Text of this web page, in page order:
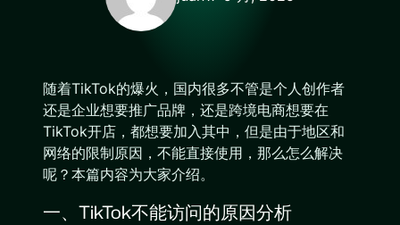
随着TikTok的爆火，国内很多不管是个人创作者
还是企业想要推广品牌，还是跨境电商想要在
TikTok开店，都想要加入其中，但是由于地区和
网络的限制原因，不能直接使用，那么怎么解决
呢？本篇内容为大家介绍。
一、TikTok不能访问的原因分析